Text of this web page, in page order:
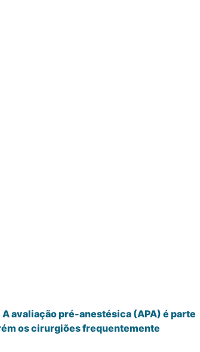
avaliação pré-anestésica (APA) é parte
os cirurgiões frequentemente